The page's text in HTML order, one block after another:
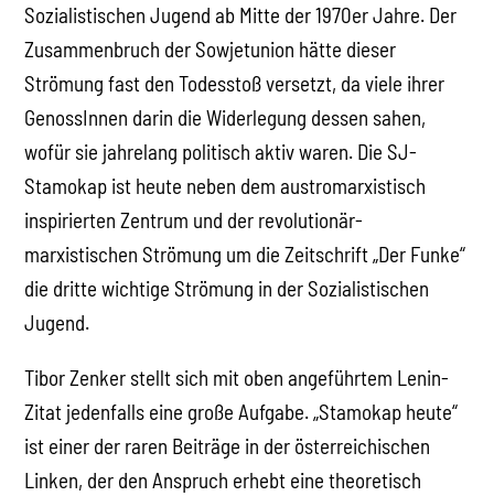
Sozialistischen Jugend ab Mitte der 1970er Jahre. Der
Zusammenbruch der Sowjetunion hätte dieser
Strömung fast den Todesstoß versetzt, da viele ihrer
GenossInnen darin die Widerlegung dessen sahen,
wofür sie jahrelang politisch aktiv waren. Die SJ-
Stamokap ist heute neben dem austromarxistisch
inspirierten Zentrum und der revolutionär-
marxistischen Strömung um die Zeitschrift „Der Funke“
die dritte wichtige Strömung in der Sozialistischen
Jugend.
Tibor Zenker stellt sich mit oben angeführtem Lenin-
Zitat jedenfalls eine große Aufgabe. „Stamokap heute“
ist einer der raren Beiträge in der österreichischen
Linken, der den Anspruch erhebt eine theoretisch